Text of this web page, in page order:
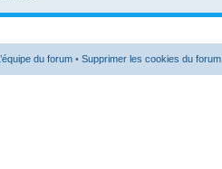
du forum • Supprimer les cookies du forum